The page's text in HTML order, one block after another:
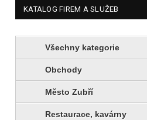
KATALOG FIREM A SLUŽEB
Všechny kategorie
Obchody
Město Zubří
Restaurace, kavárny